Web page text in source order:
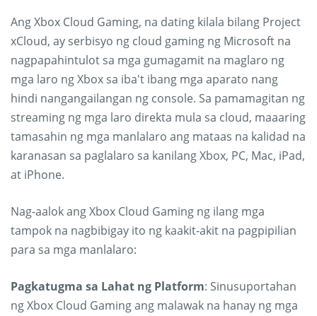
Ang Xbox Cloud Gaming, na dating kilala bilang Project
xCloud, ay serbisyo ng cloud gaming ng Microsoft na
nagpapahintulot sa mga gumagamit na maglaro ng
mga laro ng Xbox sa iba't ibang mga aparato nang
hindi nangangailangan ng console. Sa pamamagitan ng
streaming ng mga laro direkta mula sa cloud, maaaring
tamasahin ng mga manlalaro ang mataas na kalidad na
karanasan sa paglalaro sa kanilang Xbox, PC, Mac, iPad,
at iPhone.
Nag-aalok ang Xbox Cloud Gaming ng ilang mga
tampok na nagbibigay ito ng kaakit-akit na pagpipilian
para sa mga manlalaro:
Pagkatugma sa Lahat ng Platform: Sinusuportahan
ng Xbox Cloud Gaming ang malawak na hanay ng mga